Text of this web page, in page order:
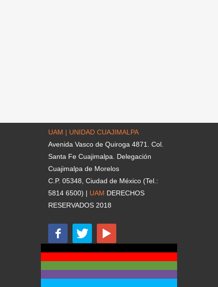
UAM | UNIDAD CUAJIMALPA
Avenida Vasco de Quiroga 4871. Col.
Santa Fe Cuajimalpa. Delegación
Cuajimalpa de Morelos
C.P. 05348, Ciudad de México (Tel.:
5814 6500) | UAM DERECHOS
RESERVADOS 2018